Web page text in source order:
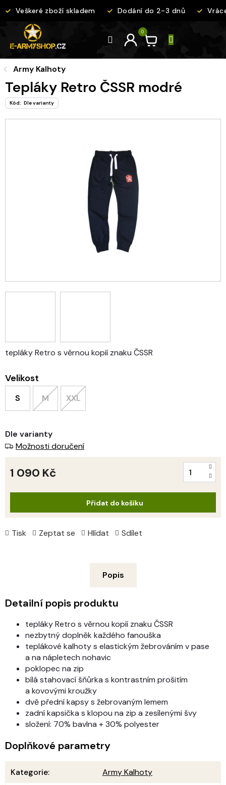
na
Veškeré zboží skladem Dodání do 2-3 dnů
Army Kalhoty
Tepláky Retro ČSSR modré
Kód: Dle varianty
Velikost
S M XXL
tepláky Retro s věrnou kopií znaku ČSSR
Tisk Zeptat se Hlídat Sdílet
Dle varianty
Možnosti doručení
1 090 Kč
Přidat do košíku
Popis
Detailní popis produktu
tepláky Retro s věrnou kopií znaku ČSSR
nezbytný doplněk každého fanouška
teplákové kalhoty s elastickým žebrováním v pase
a na nápletech nohavic
poklopec na zip
bílá stahovací šňůrka s kontrastním prošitím
a kovovými kroužky
dvě přední kapsy s žebrovaným lemem
zadní kapsička s klopou na zip a zesílenými švy
složení: 70% bavlna + 30% polyester
Doplňkové parametry
Kategorie:
Army Kalhoty